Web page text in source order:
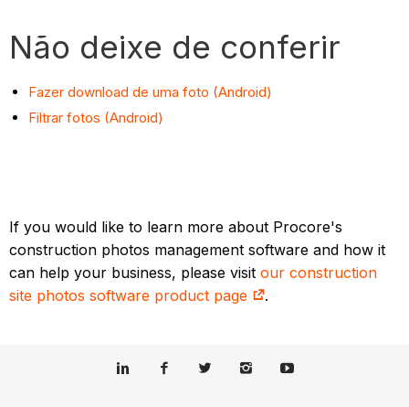
Não deixe de conferir
Fazer download de uma foto (Android)
Filtrar fotos (Android)
If you would like to learn more about Procore's
construction photos management software and how it
can help your business, please visitour construction
site photos software product page
.